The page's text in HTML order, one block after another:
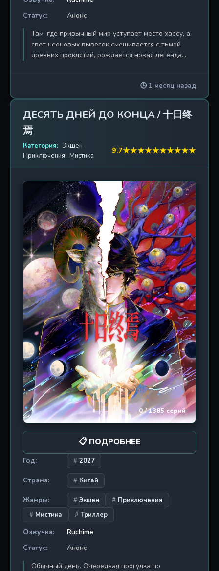
Статус:
Анонс
Там, где привычный мир уступает место хаосу, а
свет неоновых вывесок смешивается с тьмой
древних проклятий, рождается новая легенда.
силах. Это трагедия, разыгравшаяся на руинах
некогда цветущего города, где каждый павший
герой оставил свой след на окровавленной
земле. Когда туман, скрывающий истинную
сущность мироздания, начал рассеиваться,
обнажив ужасающие лики древних божеств и
чудовищ из поднебесной, лишь горстка
перевернулась в одночасье, оказался в
эпицентре этого апокалипсиса. Он и его
товарищи — Ночные Стражи, не просто
сражаются с монстрами. Они — последняя
надежда человечества, балансирующая на грани
безумия и отчаяния. Каждый новый бой — это не
только проверка силы, но и суровый урок о цене
долга и жертвенности. Цаннань стал символом
падения, местом, где рухнули стены реальности и
где самые яркие души погасли во тьме. Но даже в
этой бездне теплится огонь сопротивления.
Погрузитесь в мир, где каждый шаг может стать
последним, где боги не всесильны, а люди — не
так уж беспомощны. Это история о том, как
научиться убивать богов, когда небеса
обрушились на землю.
🕒 1 месяц назад
ДЕСЯТЬ ДНЕЙ ДО КОНЦА / 十日终
焉
Категория: Экшен ,
Приключения , Мистика
9.7★★★★★★★★★★
0 / 1385 серий
📋 ПОДРОБНЕЕ
Год: 2027
Страна: Китай
Жанры: Экшен
Приключения
Мистика
Триллер
Озвучка:
Ruchime
Статус:
Анонс
Обычный день. Очередная прогулка по